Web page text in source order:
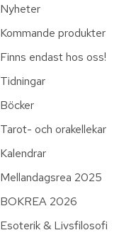
Nyheter
Kommande produkter
Finns endast hos oss!
Tidningar
Böcker
Tarot- och orakellekar
Kalendrar
Mellandagsrea 2025
BOKREA 2026
Esoterik & Livsfilosofi